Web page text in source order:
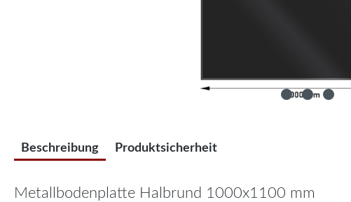
Beschreibung Produktsicherheit
Metallbodenplatte Halbrund 1000x1100 mm